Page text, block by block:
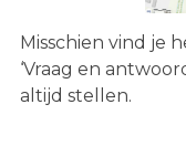
Misschien vind je
‘Vraag en
altijd stellen.